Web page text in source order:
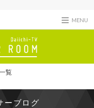
MENU
覧
ーブログ